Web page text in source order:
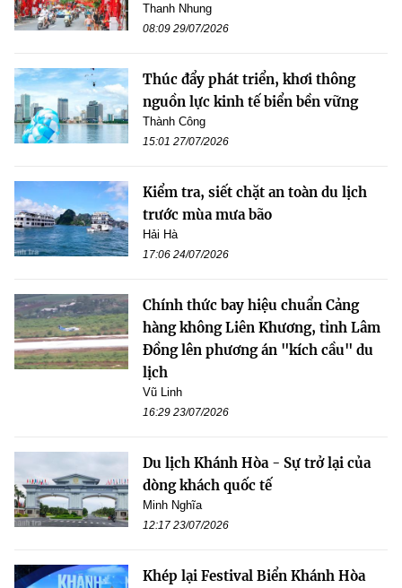
Thanh Nhung
08:09 29/07/2026
Thúc đẩy phát triển, khơi thông
nguồn lực kinh tế biển bền vững
Thành Công
15:01 27/07/2026
Kiểm tra, siết chặt an toàn du lịch
trước mùa mưa bão
Hải Hà
17:06 24/07/2026
Chính thức bay hiệu chuẩn Cảng
hàng không Liên Khương, tỉnh Lâm
Đồng lên phương án "kích cầu" du
lịch
Vũ Linh
16:29 23/07/2026
Du lịch Khánh Hòa - Sự trở lại của
dòng khách quốc tế
Minh Nghĩa
12:17 23/07/2026
Khép lại Festival Biển Khánh Hòa